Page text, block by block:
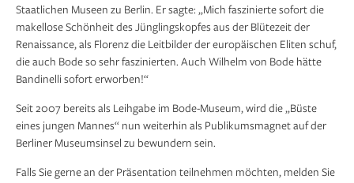
Staatlichen Museen zu Berlin. Er sagte: „Mich faszinierte sofort die
makellose Schönheit des Jünglingskopfes aus der Blütezeit der
Renaissance, als Florenz die Leitbilder der europäischen Eliten schuf,
die auch Bode so sehr faszinierten. Auch Wilhelm von Bode hätte
Bandinelli sofort erworben!“
Seit 2007 bereits als Leihgabe im Bode-Museum, wird die „Büste
eines jungen Mannes“ nun weiterhin als Publikumsmagnet auf der
Berliner Museumsinsel zu bewundern sein.
Falls Sie gerne an der Präsentation teilnehmen möchten, melden Sie